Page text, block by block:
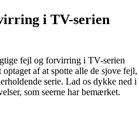
i TV-serien
fejl og forvirring i TV-serien
af at spotte alle de sjove fejl,
serie. Lad os dykke ned i
som seerne har bemærket.